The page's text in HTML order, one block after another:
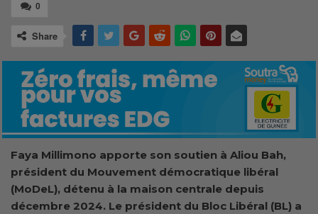
0
Share
Faya Millimono apporte son soutien à Aliou Bah,
président du Mouvement démocratique libéral
(MoDeL), détenu à la maison centrale depuis
décembre 2024. Le président du Bloc Libéral (BL) a